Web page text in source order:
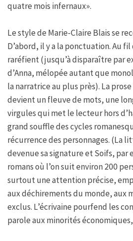
quatre mois infernaux».
Le style de Marie-Claire Blais se
D’abord, il y a la ponctuation. Au
raréfient (jusqu’à disparaître par
d’Anna, mélopée autant que
la narratrice au plus près). La
devient un fleuve de mots, une
virgules qui met le lecteur hors
grand souffle des cycles
récurrence des personnages. (La
devenue sa signature et Soifs, par
romans où l’on suit environ 200
surtout une attention précise,
aux déchirements du monde, aux
exclus. L’écrivaine pourfend les
parole aux minorités